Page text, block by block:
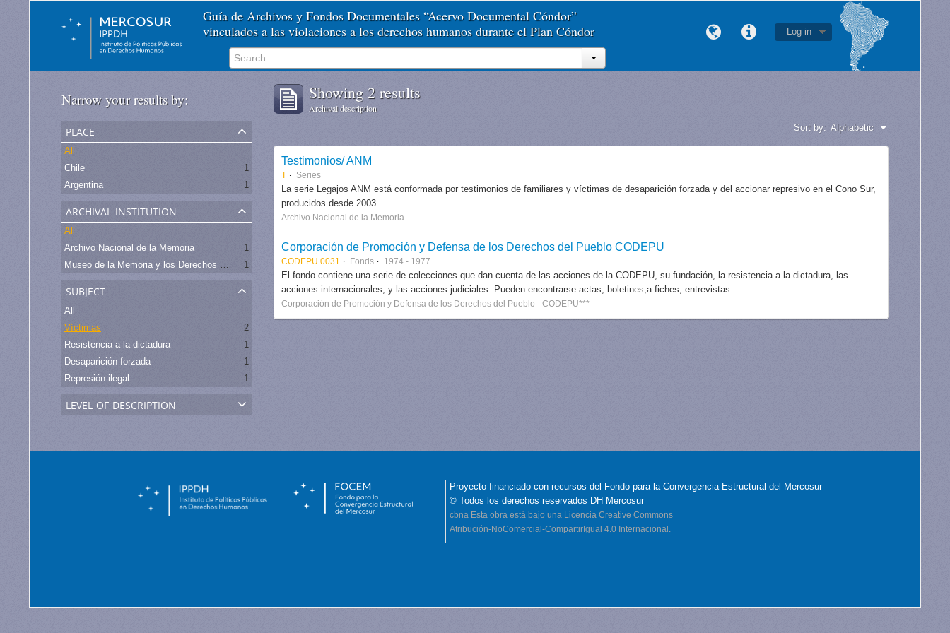
Guía de Archivos y Fondos Documentales “Acervo Documental Cóndor”
vinculados a las violaciones a los derechos humanos durante el Plan Cóndor
Log in
Narrow your results by:
place
All
Chile
1
Argentina
1
archival institution
All
Archivo Nacional de la Memoria
1
Museo de la Memoria y los Derechos Humanos - Chile
1
subject
All
Víctimas
2
Resistencia a la dictadura
1
Desaparición forzada
1
Represión ilegal
1
level of description
Showing 2 results
Archival description
Sort by: Alphabetic
Testimonios/ ANM
T Series
La serie Legajos ANM está conformada por testimonios de familiares y víctimas de desaparición forzada y del accionar represivo en el Cono Sur,
producidos desde 2003.
Archivo Nacional de la Memoria
Corporación de Promoción y Defensa de los Derechos del Pueblo CODEPU
CODEPU 0031 Fonds 1974 - 1977
El fondo contiene una serie de colecciones que dan cuenta de las acciones de la CODEPU, su fundación, la resistencia a la dictadura, las
acciones internacionales, y las acciones judiciales. Pueden encontrarse actas, boletines,a fiches, entrevistas...
Corporación de Promoción y Defensa de los Derechos del Pueblo - CODEPU***
Proyecto financiado con recursos del Fondo para la Convergencia Estructural del Mercosur
© Todos los derechos reservados DH Mercosur
cbna Esta obra está bajo una Licencia Creative Commons
Atribución-NoComercial-CompartirIgual 4.0 Internacional.